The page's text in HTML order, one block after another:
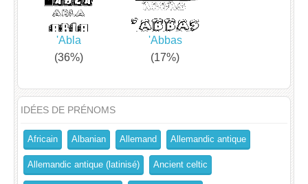
'Abla
(36%)
'Abbas
(17%)
IDÉES DE PRÉNOMS
Africain Albanian Allemand Allemandic antique
Allemandic antique (latinisé) Ancient celtic